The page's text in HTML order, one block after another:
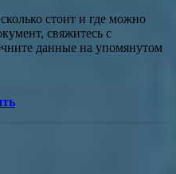
стоит и где можно
свяжитесь с
данные на упомянутом